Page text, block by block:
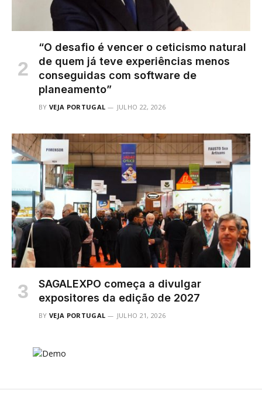
“O desafio é vencer o ceticismo natural
de quem já teve experiências menos
conseguidas com software de
planeamento”
BY VEJA PORTUGAL JULHO 22, 2026
SAGALEXPO começa a divulgar
expositores da edição de 2027
BY VEJA PORTUGAL JULHO 21, 2026